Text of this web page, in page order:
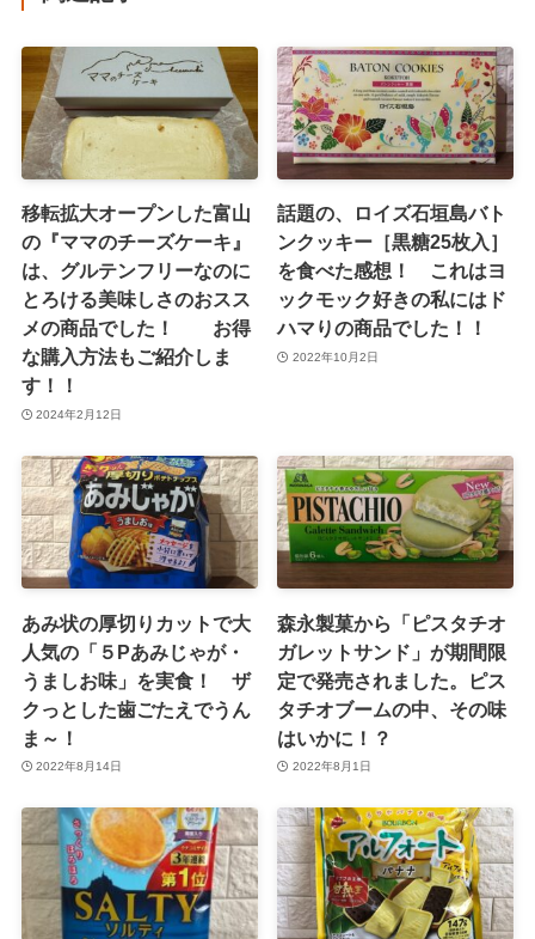
移転拡大オープンした富山
の『ママのチーズケーキ』
は、グルテンフリーなのに
とろける美味しさのおスス
メの商品でした！ お得
な購入方法もご紹介しま
す！！
2024年2月12日
話題の、ロイズ石垣島バト
ンクッキー［黒糖25枚入］
を食べた感想！ これはヨ
ックモック好きの私にはド
ハマりの商品でした！！
2022年10月2日
あみ状の厚切りカットで大
人気の「５Pあみじゃが・
うましお味」を実食！ ザ
クっとした歯ごたえでうん
ま～！
2022年8月14日
森永製菓から「ピスタチオ
ガレットサンド」が期間限
定で発売されました。ピス
タチオブームの中、その味
はいかに！？
2022年8月1日